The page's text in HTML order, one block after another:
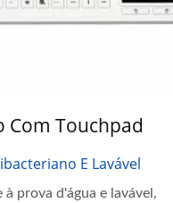
Com Touchpad
E Lavável
à prova d'água e lavável,